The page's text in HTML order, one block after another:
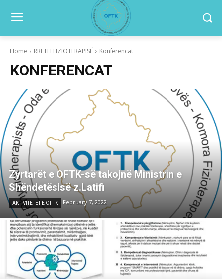
Home RRETH FIZIOTERAPISË Konferencat
KONFERENCAT
Zyrtarët e OFTK-së takojnë Ministrin e
Shëndetësisë z.Latifi
AKTIVITETET E OFTK February 7, 2022